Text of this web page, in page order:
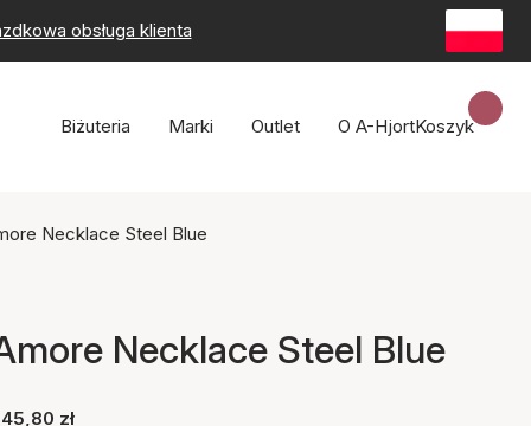
obsługa klienta
Biżuteria Marki Outlet O A-HjortKoszyk
Necklace Steel Blue
Necklace Steel Blue
zł